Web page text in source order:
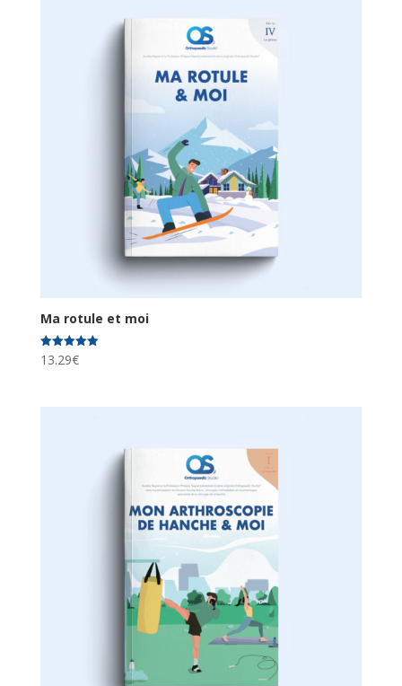
Ma rotule et moi
Note
5.00
13.29€